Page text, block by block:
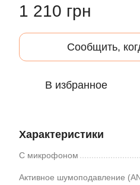
1 210 грн
Сообщить,
В избранное
Характеристики
С микрофоном
Активное шумоподавление